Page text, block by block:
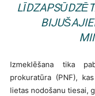
Izmeklēšana tika
prokuratūra (PNF),
lietas nodošanu tiesai,